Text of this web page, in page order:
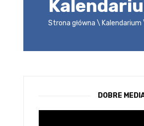
Strona główna Kalendarium
DOBRE